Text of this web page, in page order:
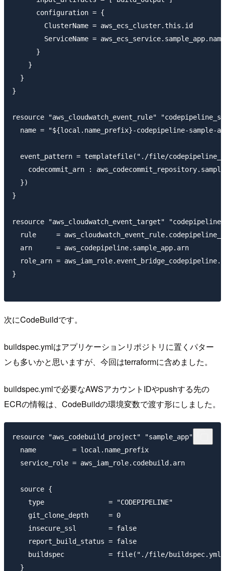
      configuration = {
        ClusterName = aws_ecs_cluster.this.id
        ServiceName = aws_ecs_service.sample_app.name
      }
    }
  }
}
resource "aws_cloudwatch_event_rule"
name = "${local.name_prefix}-codepipeline-sample-
event_pattern = templatefile("./file/
codecommit_arn :
  })
}
resource "aws_cloudwatch_event_target"
rule     =
  arn      = aws_codepipeline.sample_app.arn
role_arn =
}
次にCodeBuildです。
buildspec.ymlはアプリケーションリポジトリに置くパター
ンも多いかと思いますが、今回はterraformに含めました。
buildspec.ymlで必要なAWSアカウントIDやpushする先の
ECRの情報は、CodeBuildの環境変数で渡す形にしました。
resource "aws_codebuild_project" "sample_app" {
  name         = local.name_prefix
  service_role = aws_iam_role.codebuild.arn
  source {
    type                = "CODEPIPELINE"
    git_clone_depth     = 0
    insecure_ssl        = false
    report_build_status = false
buildspec           = file("./file/
  }